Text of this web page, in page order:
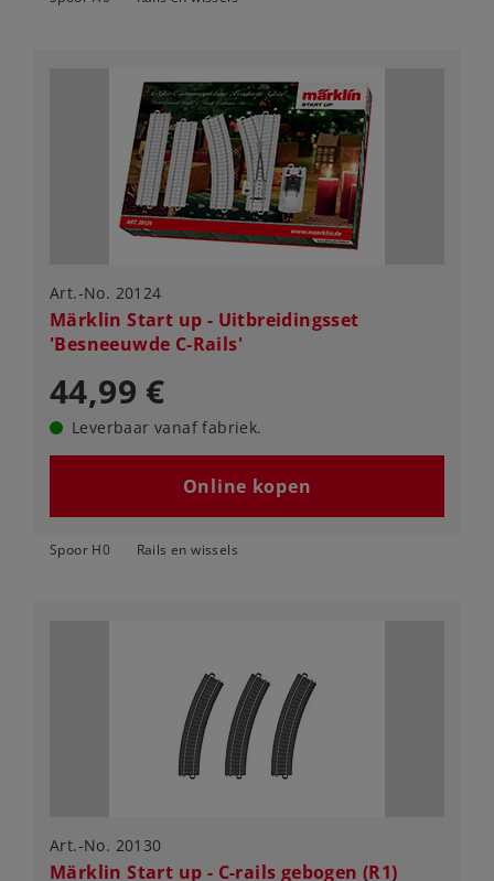
Art.-No. 20124
Märklin Start up - Uitbreidingsset
'Besneeuwde C-Rails'
44,99 €
Leverbaar vanaf fabriek.
Online kopen
Spoor H0 Rails en wissels
Art.-No. 20130
Märklin Start up - C-rails gebogen (R1)